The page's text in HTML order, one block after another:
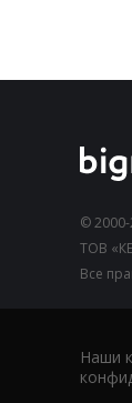
© 2000-
ТОВ
Все
Наши